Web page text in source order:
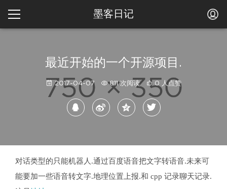
墨客日记
最近开始的一个开源项目.
2017-04-07 811 次阅读 0 人点赞
对话类型的只能机器人.通过百度语音把文字转语音.未来可
能要加一些语音转文字.地理位置上报.和 cpp 记录聊天记录.